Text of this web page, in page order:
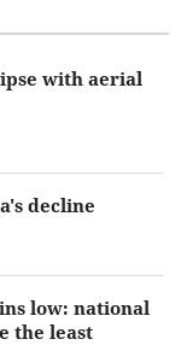
with aerial
decline
low: national
the least